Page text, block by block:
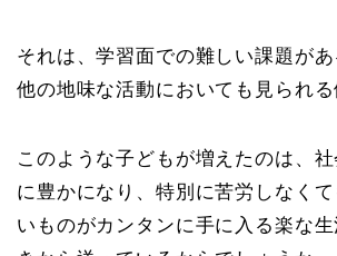
それは、学習面での難しい課題が
他の地味な活動においても見られる
このような子どもが増えたのは、
に豊かになり、特別に苦労しなく
いものがカンタンに手に入る楽な